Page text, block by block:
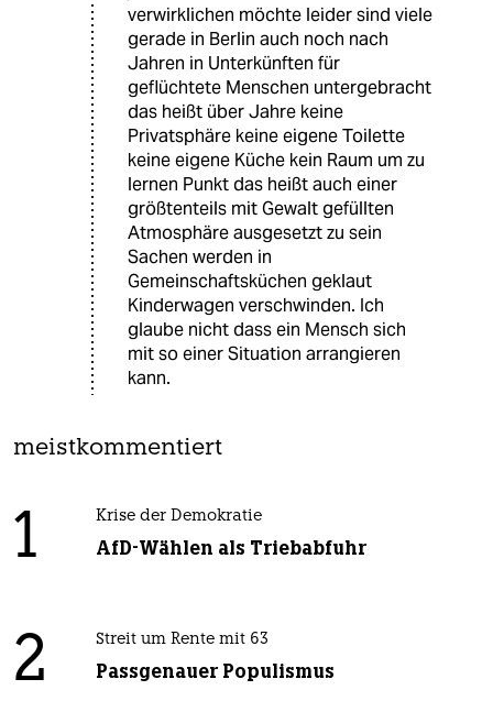
verwirklichen möchte leider sind viele
gerade in Berlin auch noch nach
Jahren in Unterkünften für
geflüchtete Menschen untergebracht
das heißt über Jahre keine
Privatsphäre keine eigene Toilette
keine eigene Küche kein Raum um zu
lernen Punkt das heißt auch einer
größtenteils mit Gewalt gefüllten
Atmosphäre ausgesetzt zu sein
Sachen werden in
Gemeinschaftsküchen geklaut
Kinderwagen verschwinden. Ich
glaube nicht dass ein Mensch sich
mit so einer Situation arrangieren
kann.
meistkommentiert
1 Krise der Demokratie
AfD-Wählen als Triebabfuhr
2 Streit um Rente mit 63
Passgenauer Populismus